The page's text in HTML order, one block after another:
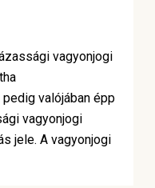
vagyonjogi
valójában épp
vagyonjogi
jele. A vagyonjogi